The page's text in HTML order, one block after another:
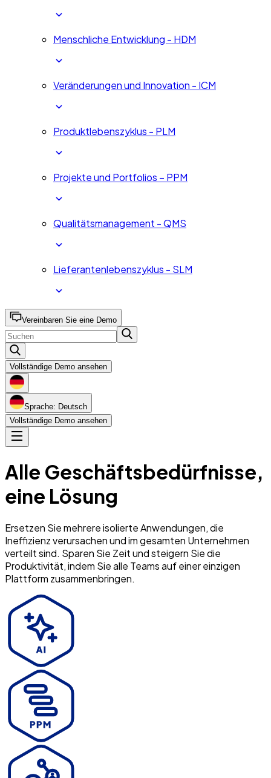
Menschliche Entwicklung - HDM
Veränderungen und Innovation - ICM
Produktlebenszyklus - PLM
Projekte und Portfolios – PPM
Qualitätsmanagement - QMS
Lieferantenlebenszyklus - SLM
Vereinbaren Sie eine Demo
Vollständige Demo ansehen
Sprache: Deutsch
Vollständige Demo ansehen
Alle Geschäftsbedürfnisse,
eine Lösung
Ersetzen Sie mehrere isolierte Anwendungen, die
Ineffizienz verursachen und im gesamten Unternehmen
verteilt sind. Sparen Sie Zeit und steigern Sie die
Produktivität, indem Sie alle Teams auf einer einzigen
Plattform zusammenbringen.